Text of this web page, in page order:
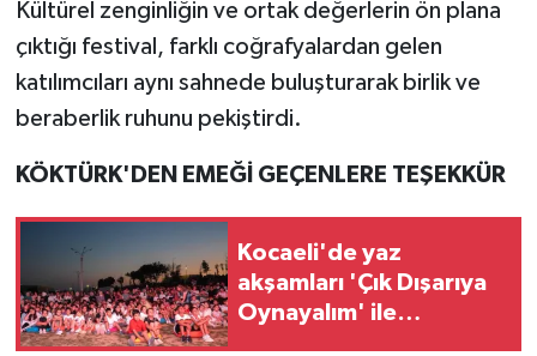
Kültürel zenginliğin ve ortak değerlerin ön plana
çıktığı festival, farklı coğrafyalardan gelen
katılımcıları aynı sahnede buluşturarak birlik ve
beraberlik ruhunu pekiştirdi.
KÖKTÜRK'DEN EMEĞİ GEÇENLERE TEŞEKKÜR
Kocaeli'de yaz
akşamları 'Çık Dışarıya
Oynayalım' ile